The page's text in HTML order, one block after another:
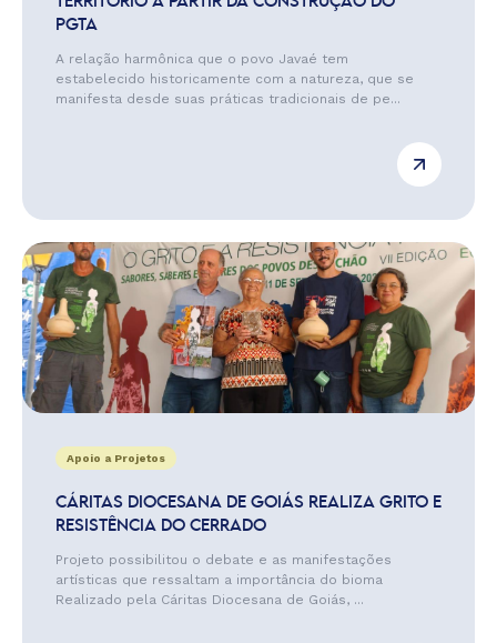
PGTA
A relação harmônica que o povo Javaé tem
estabelecido historicamente com a natureza, que se
manifesta desde suas práticas tradicionais de pe...
Apoio a Projetos
CÁRITAS DIOCESANA DE GOIÁS REALIZA GRITO E
RESISTÊNCIA DO CERRADO
Projeto possibilitou o debate e as manifestações
artísticas que ressaltam a importância do bioma
Realizado pela Cáritas Diocesana de Goiás, ...